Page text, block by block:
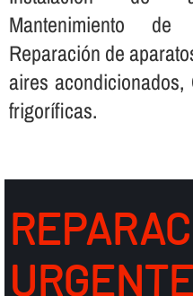
Mantenimiento de
Reparación de
aires
frigorí­ficas.